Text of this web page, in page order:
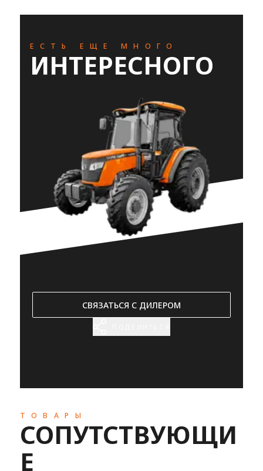
ЕСТЬ ЕЩЕ МНОГО
ИНТЕРЕСНОГО
СВЯЗАТЬСЯ С ДИЛЕРОМ
ТОВАРЫ
СОПУТСТВУЮЩИ
Е